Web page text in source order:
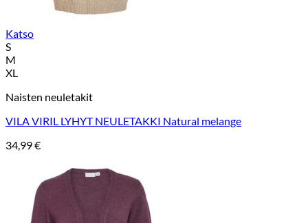
Katso
S
M
XL
Naisten neuletakit
VILA VIRIL LYHYT NEULETAKKI Natural melange
34,99€